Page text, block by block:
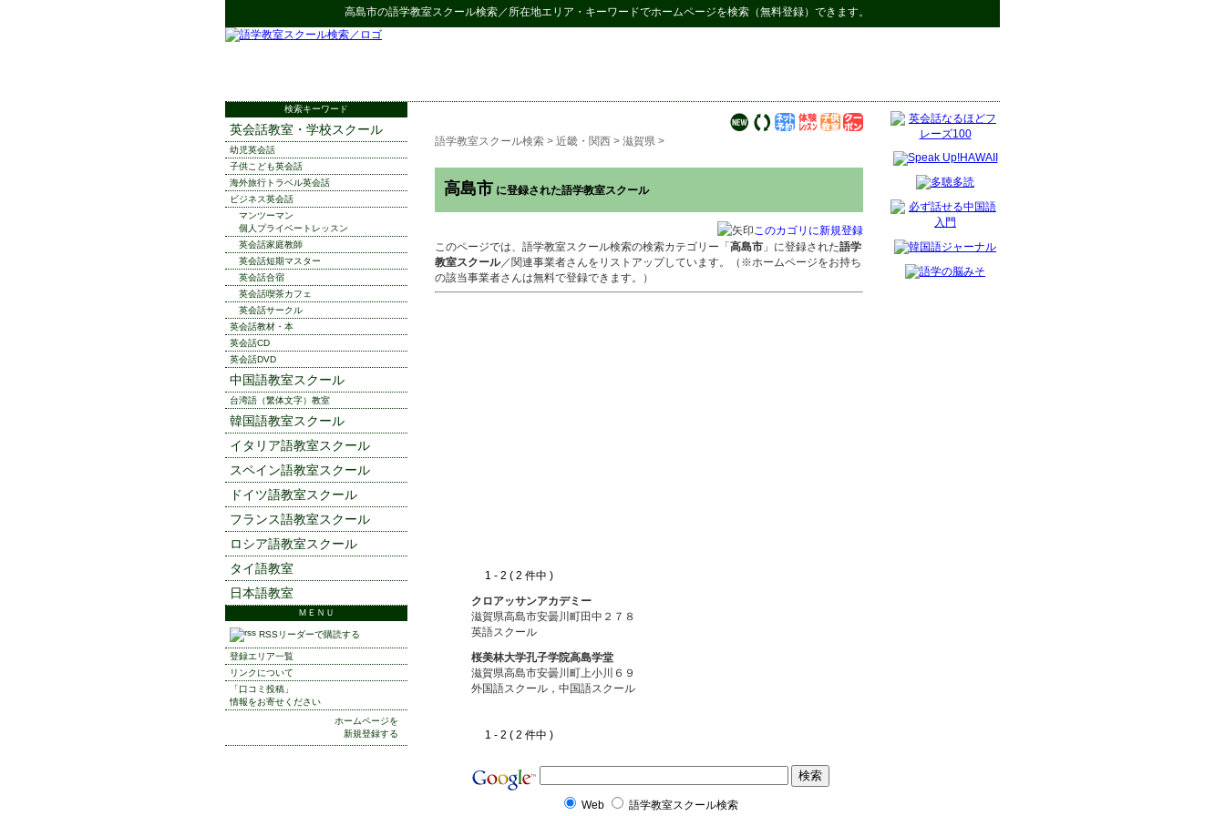
高島市の語学教室スクール検索／所在地エリア・キーワードでホームページを検索（無料登録）できます。
語学教室スクール検索 > 近畿・関西 > 滋賀県 >
高島市 に登録された語学教室スクール
このカゴリに新規登録
このページでは、語学教室スクール検索の検索カテゴリー「 高島市 」に登録された語学
教室スクール／関連事業者さんをリストアップしています。（※ホームページをお持ち
の該当事業者さんは無料で登録できます。）
1 - 2 ( 2 件中 )
クロアッサンアカデミー
滋賀県高島市安曇川町田中２７８
英語スクール
桜美林大学孔子学院高島学堂
滋賀県高島市安曇川町上小川６９
外国語スクール，中国語スクール
1 - 2 ( 2 件中 )
Web 語学教室スクール検索
検索キーワード
英会話教室・学校スクール
幼児英会話
子供こども英会話
海外旅行トラベル英会話
ビジネス英会話
マンツーマン
個人プライベートレッスン
英会話家庭教師
英会話短期マスター
英会話合宿
英会話喫茶カフェ
英会話サークル
英会話教材・本
英会話CD
英会話DVD
中国語教室スクール
台湾語（繁体文字）教室
韓国語教室スクール
イタリア語教室スクール
スペイン語教室スクール
ドイツ語教室スクール
フランス語教室スクール
ロシア語教室スクール
タイ語教室
日本語教室
ＭＥＮＵ
RSSリーダーで購読する
登録エリア一覧
リンクについて
「口コミ投稿」
情報をお寄せください
ホームページを
新規登録する